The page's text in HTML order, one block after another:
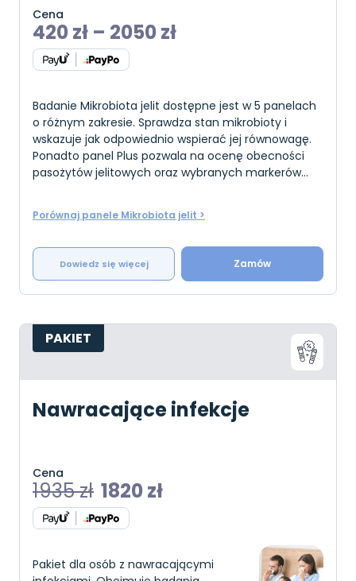
Cena
420 zł – 2050 zł
Badanie Mikrobiota jelit dostępne jest w 5 panelach
o różnym zakresie. Sprawdza stan mikrobioty i
wskazuje jak odpowiednio wspierać jej równowagę.
Ponadto panel Plus pozwala na ocenę obecności
pasożytów jelitowych oraz wybranych markerów
Porównaj panele Mikrobiota jelit >
Dowiedz się więcej Zamów
PAKIET
Nawracające infekcje
Cena
1935zł 1820 zł
Pakiet dla osób z nawracającymi